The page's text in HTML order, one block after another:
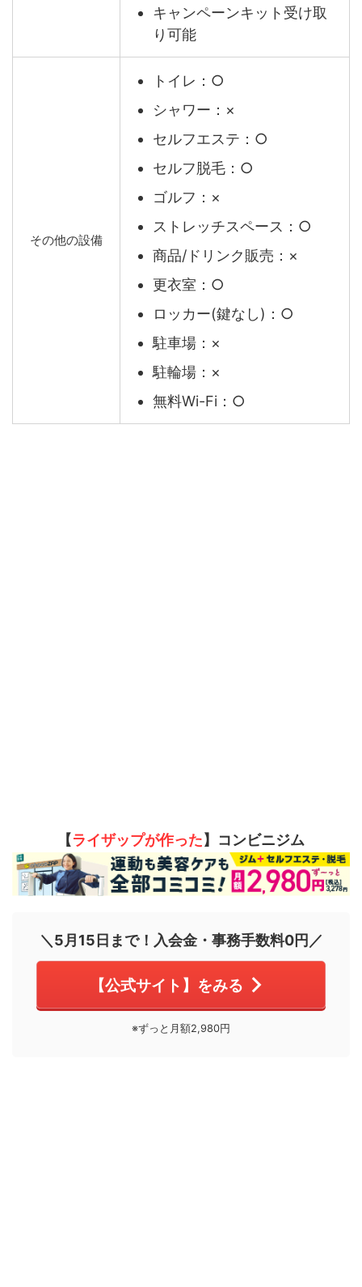
キャンペーンキット受け取
り可能
その他の設備
トイレ：○
シャワー：×
セルフエステ：○
セルフ脱毛：○
ゴルフ：×
ストレッチスペース：○
商品/ドリンク販売：×
更衣室：○
ロッカー(鍵なし)：○
駐車場：×
駐輪場：×
無料Wi-Fi：○
【ライザップが作った】コンビニジム
＼5月15日まで！入会金・事務手数料0円／
【公式サイト】をみる
※ずっと月額2,980円